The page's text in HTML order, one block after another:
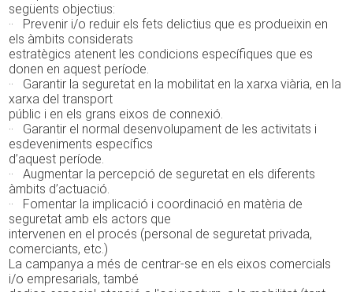
següents objectius:
·· Prevenir i/o reduir els fets delictius que es produeixin en
els àmbits considerats
estratègics atenent les condicions específiques que es
donen en aquest període.
·· Garantir la seguretat en la mobilitat en la xarxa viària, en la
xarxa del transport
públic i en els grans eixos de connexió.
·· Garantir el normal desenvolupament de les activitats i
esdeveniments específics
d’aquest període.
·· Augmentar la percepció de seguretat en els diferents
àmbits d’actuació.
·· Fomentar la implicació i coordinació en matèria de
seguretat amb els actors que
intervenen en el procés (personal de seguretat privada,
comerciants, etc.)
La campanya a més de centrar-se en els eixos comercials
i/o empresarials, també